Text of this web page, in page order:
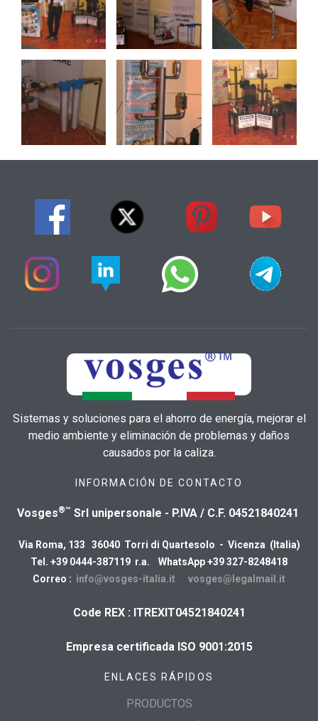
Sistemas y soluciones para el ahorro de energía, mejorar el
medio ambiente y eliminación de problemas y daños
causados por la caliza.
INFORMACIÓN DE CONTACTO
Vosges®™ Srl unipersonale - P.IVA / C.F. 04521840241
Via Roma, 133 36040 Torri di Quartesolo - Vicenza (Italia)
Tel. +39 0444-387119 r.a. WhatsApp +39 327-8248418
Correo : info@vosges-italia.it vosges@legalmail.it
Code REX : ITREXIT04521840241
Empresa certificada ISO 9001:2015
ENLACES RÁPIDOS
PRODUCTOS